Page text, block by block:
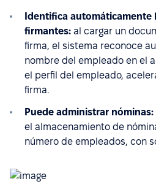
Identifica automáticamente
firmantes: al cargar un
firma, el sistema reconoce
nombre del empleado en el
el perfil del empleado,
firma.
Puede administrar nóminas:
el almacenamiento de
número de empleados, con